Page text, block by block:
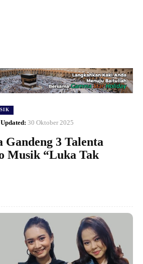
Updated: 30 Oktober 2025
Gandeng 3 Talenta
Musik “Luka Tak